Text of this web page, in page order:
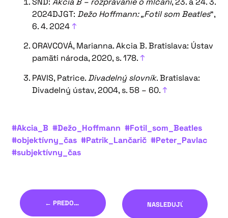
2024DJGT:Dežo Hoffmann: „Fotil som Beatles“,
6. 4. 2024 ↑
ORAVCOVÁ, Marianna. Akcia B. Bratislava: Ústav
pamäti národa, 2020, s. 178. ↑
PAVIS, Patrice.Divadelný slovník. Bratislava:
Divadelný ústav, 2004, s. 58 – 60. ↑
#Akcia_B #Dežo_Hoffmann #Fotil_som_Beatles
#objektívny_čas #Patrik_Lančarič #Peter_Pavlac
#subjektívny_čas
← PREDOŠLÝ NASLEDUJÚCI →